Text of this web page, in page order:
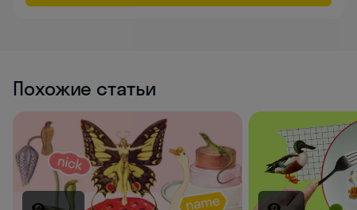
Похожие статьи